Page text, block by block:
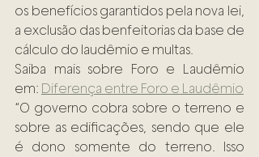
os benefícios garantidos pela nova lei,
a exclusão das benfeitorias da base de
cálculo do laudêmio e multas.
Saiba mais sobre Foro e Laudêmio
em: Diferença entre Foro e Laudêmio
“O governo cobra sobre o terreno e
sobre as edificações, sendo que ele
é dono somente do terreno. Isso